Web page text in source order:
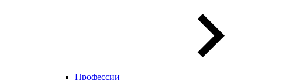
Профессии